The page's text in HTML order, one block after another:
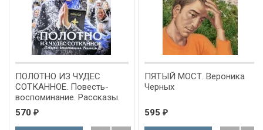
ПОЛОТНО ИЗ ЧУДЕС
СОТКАННОЕ. Повесть-
воспоминание. Рассказы.
Андрей Маершин
570 ₽
ПЯТЫЙ МОСТ. Вероника
Черных
595 ₽